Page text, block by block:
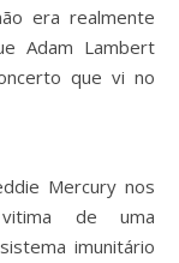
era realmente
Adam Lambert
que vi no
Mercury nos
de uma
imunitário